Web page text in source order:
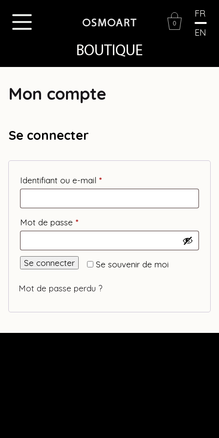
0
FR
EN
BOUTIQUE
Mon compte
Se connecter
Identifiant ou e-mail *Obligatoire
Mot de passe *Obligatoire
Se souvenir de moi
Se connecter
Mot de passe perdu ?